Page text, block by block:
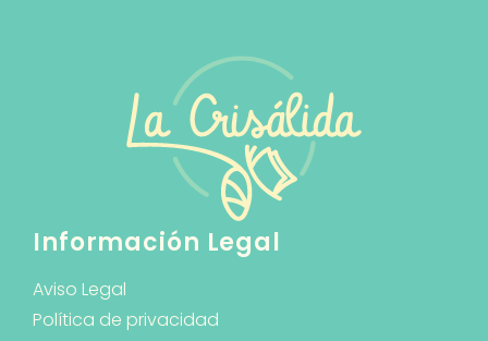
Información Legal
Aviso Legal
Política de privacidad